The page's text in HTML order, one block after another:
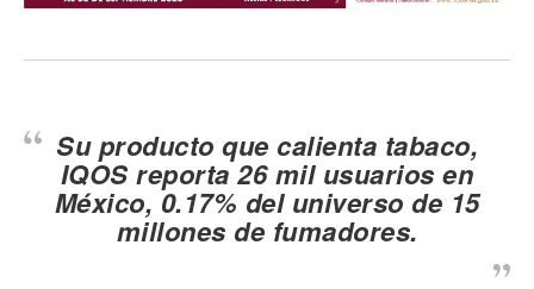
Su producto que calienta tabaco,
IQOS reporta 26 mil usuarios en
México, 0.17% del universo de 15
millones de fumadores.